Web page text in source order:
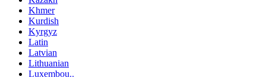
Khmer
Kurdish
Kyrgyz
Latin
Latvian
Lithuanian
Luxembou..